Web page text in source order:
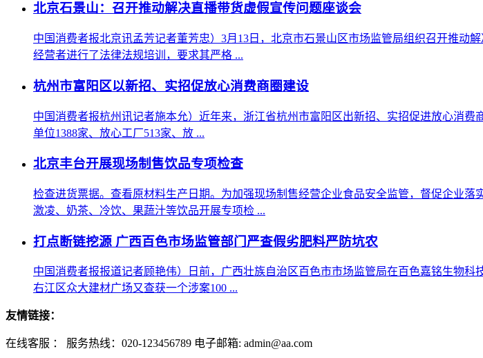
北京石景山：召开推动解决直播带货虚假宣传问题座谈会
中国消费者报北京讯孟芳记者董芳忠）3月13日，北京市石景山区市场监管局组织召开推
经营者进行了法律法规培训，要求其严格 ...
杭州市富阳区以新招、实招促放心消费商圈建设
中国消费者报杭州讯记者施本允）近年来，浙江省杭州市富阳区出新招、实招促进放心消
单位1388家、放心工厂513家、放 ...
北京丰台开展现场制售饮品专项检查
检查进货票据。查看原材料生产日期。为加强现场制售经营企业食品安全监管，督促企业
激凌、奶茶、冷饮、果蔬汁等饮品开展专项检 ...
打点断链挖源 广西百色市场监管部门严查假劣肥料严防坑农
中国消费者报报道记者顾艳伟）日前，广西壮族自治区百色市市场监管局在百色嘉铭生物
右江区众大建材广场又查获一个涉案100 ...
友情链接：
在线客服 ： 服务热线：020-123456789 电子邮箱: admin@aa.com